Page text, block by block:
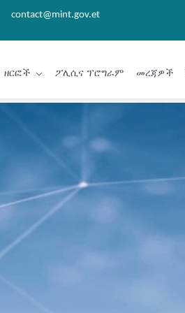
contact@mint.gov.et
ዘርፎች ፖሊሲና ፕሮግራም መረጃዎች